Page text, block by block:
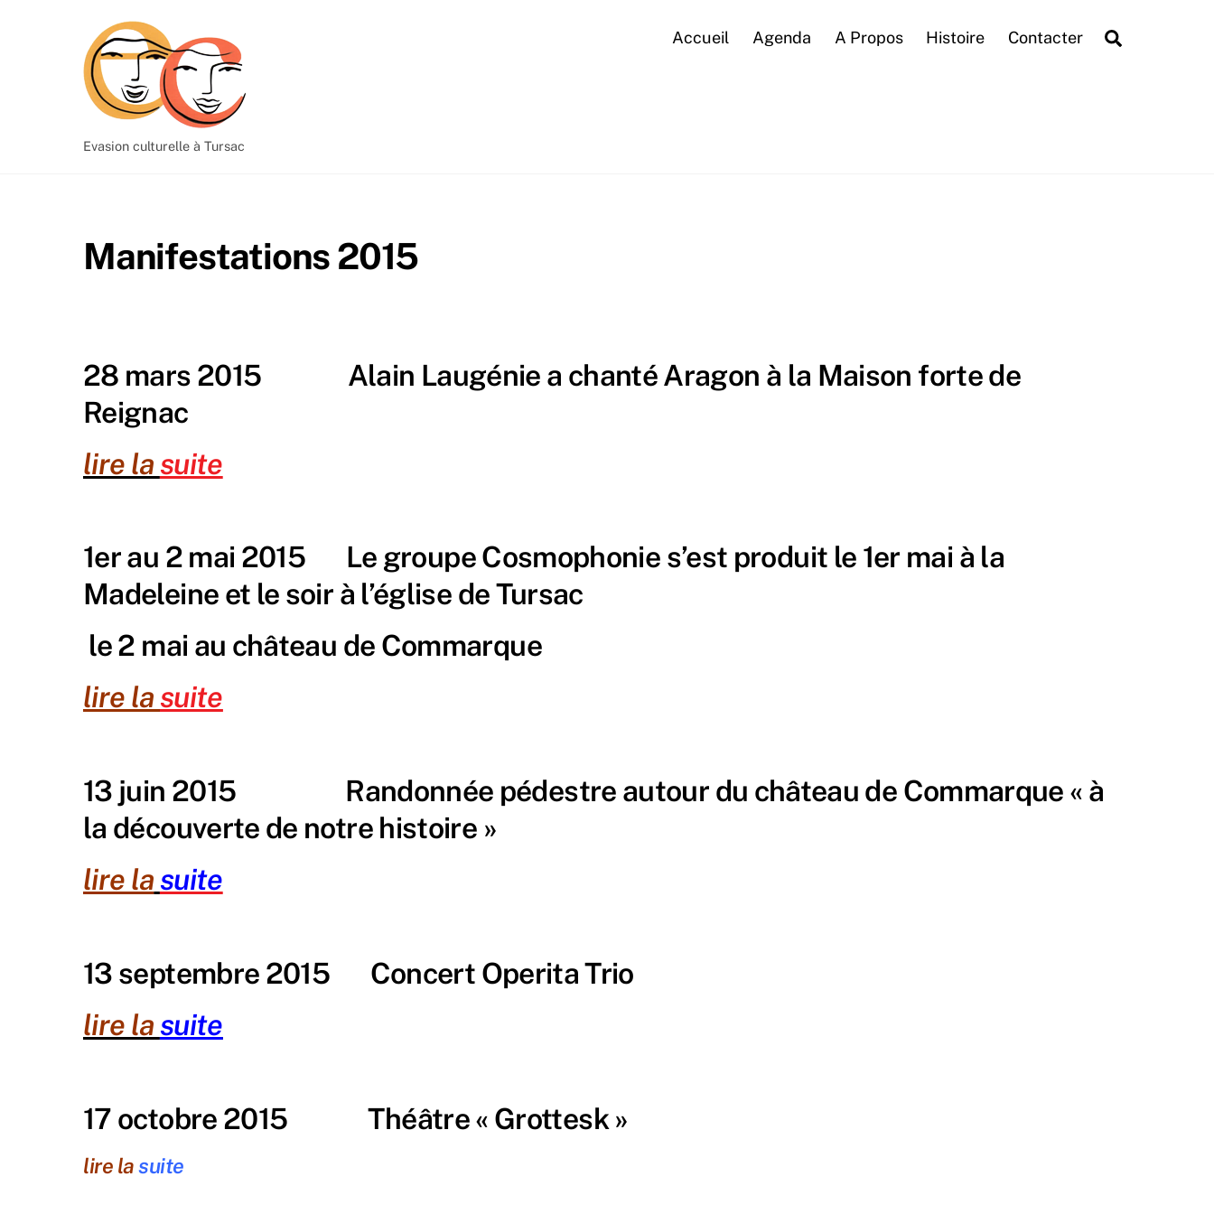
Evasion culturelle à Tursac
Accueil Agenda A Propos Histoire Contacter
Manifestations 2015
28 mars 2015 Alain Laugénie a chanté Aragon à la Maison forte de
Reignac
lire la suite
1er au 2 mai 2015 Le groupe Cosmophonie s’est produit le 1er mai à la
Madeleine et le soir à l’église de Tursac
le 2 mai au château de Commarque
lire la suite
13 juin 2015 Randonnée pédestre autour du château de Commarque « à
la découverte de notre histoire »
lire la suite
13 septembre 2015 Concert Operita Trio
lire la suite
17 octobre 2015 Théâtre « Grottesk »
lire lasuite